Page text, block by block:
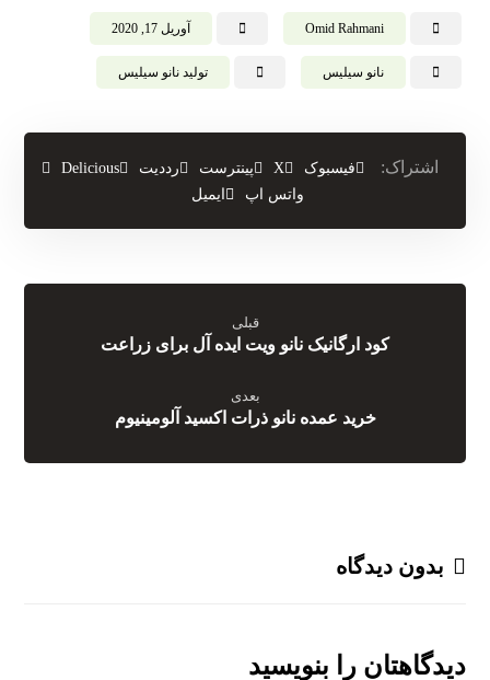
Omid Rahmani آوریل 17, 2020
نانو سیلیس تولید نانو سیلیس
فیسبوک X پینترست رددیت
Delicious
واتس اپ
ایمیل
قبلی
کود ارگانیک نانو ویت ایده آل برای زراعت
بعدی
خرید عمده نانو ذرات اکسید آلومینیوم
بدون دیدگاه
دیدگاهتان را بنویسید